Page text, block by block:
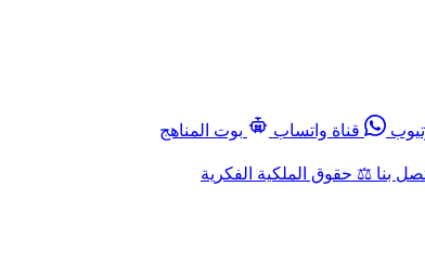
قناة واتساب
بوت المناهج
بنا ⚖️ حقوق الملكية الفكرية